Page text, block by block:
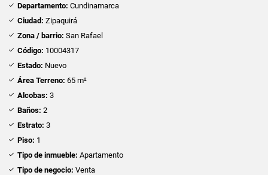
Departamento: Cundinamarca
Ciudad: Zipaquirá
Zona / barrio: San Rafael
Código: 10004317
Estado: Nuevo
Área Terreno: 65 m²
Alcobas: 3
Baños: 2
Estrato: 3
Piso: 1
Tipo de inmueble: Apartamento
Tipo de negocio: Venta